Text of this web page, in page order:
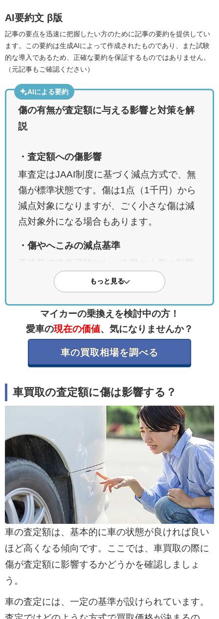
AI要約文 β版
記事の要点を迅速に把握したい方のために記事の要約を提供してい
ます。この要約は生成AIによって作成されたものであり、また試験
的な導入であるため、正確な要約を保証するものではありません。
（元記事もご確認ください）
AIによる要約
傷の有無が査定額に与える影響と対策を解
説
・査定額への傷影響
車査定はJAAI制度に基づく減点方式で、無
傷が標準状態です。傷は1点（1千円）から
減点対象になりますが、ごく小さな傷は減
点対象外になる場合もあります。
・傷やへこみの減点基準
再塗装で修復可能な1cm未満の小傷は影響
小、10cm程度で1万～2万円、板金が必要な
場合やへこみでは1万5千円～5万円前後の
減額となります。
・修復歴が査定を左右
修復歴車は骨格部位の修理・交換履歴があ
ると大幅な減額対象です。安全性への懸念
申告しましょう。
・高額売却のコツと契約後対処
傷は修理せずそのまま査定し、一括査定で
複数業者を競合させて高額化を狙います。
契約後に傷が付いたら速やかに申告して再
査定を依頼しましょう。
もっと見る
マイカーの乗換えを検討中の方！
愛車の現在の価値、気になりませんか？
車の買取相場を調べる
車買取の査定額に傷は影響する？
車の査定額は、基本的に車の状態が良ければ良い
ほど高くなる傾向です。ここでは、車買取の際に
傷が査定額に影響するかどうかを確認しましょ
う。
車の査定には、一定の基準が設けられています。